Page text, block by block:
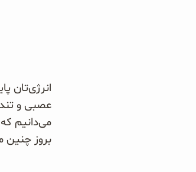
چاشنی‌ها و سرکه‌‌ها
انرژی‌تان
عصبی و
می‌دانیم
بروز چنین موقعیتی